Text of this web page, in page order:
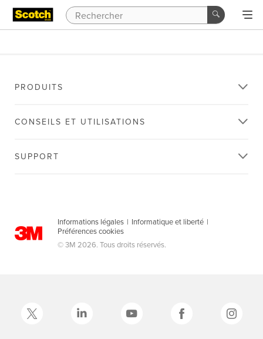
PRODUITS
CONSEILS ET UTILISATIONS
SUPPORT
Informations légales | Informatique et liberté |
Préférences cookies
© 3M 2026. Tous droits réservés.